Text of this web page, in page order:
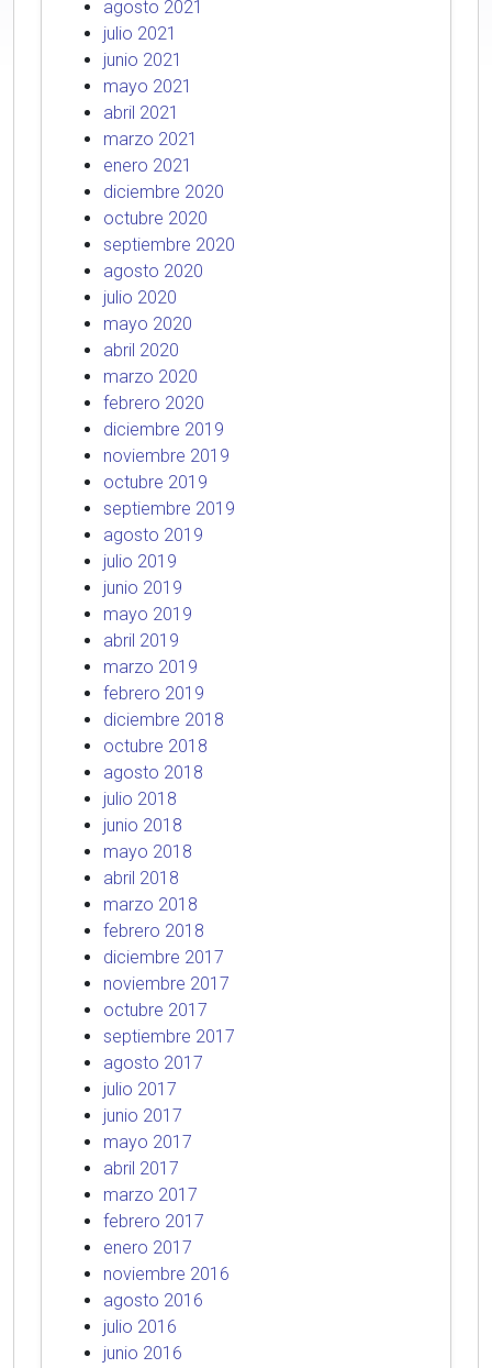
agosto 2021
julio 2021
junio 2021
mayo 2021
abril 2021
marzo 2021
enero 2021
diciembre 2020
octubre 2020
septiembre 2020
agosto 2020
julio 2020
mayo 2020
abril 2020
marzo 2020
febrero 2020
diciembre 2019
noviembre 2019
octubre 2019
septiembre 2019
agosto 2019
julio 2019
junio 2019
mayo 2019
abril 2019
marzo 2019
febrero 2019
diciembre 2018
octubre 2018
agosto 2018
julio 2018
junio 2018
mayo 2018
abril 2018
marzo 2018
febrero 2018
diciembre 2017
noviembre 2017
octubre 2017
septiembre 2017
agosto 2017
julio 2017
junio 2017
mayo 2017
abril 2017
marzo 2017
febrero 2017
enero 2017
noviembre 2016
agosto 2016
julio 2016
junio 2016